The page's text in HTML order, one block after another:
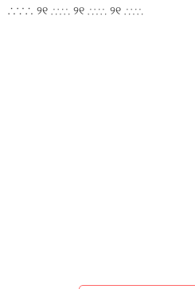
∴∵∴ ୨୧ ∴∵∴ ୨୧ ∴∵∴ ୨୧ ∴∵∴